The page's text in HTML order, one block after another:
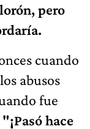
pero
.
cuando
abusos
fue
"¡Pasó hace